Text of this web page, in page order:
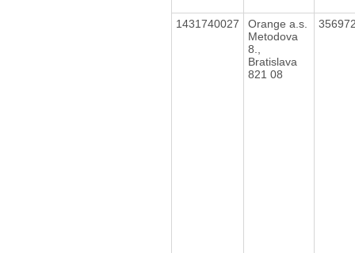
1431740027
Orange a.s.
Metodova
8.,
Bratislava
821 08